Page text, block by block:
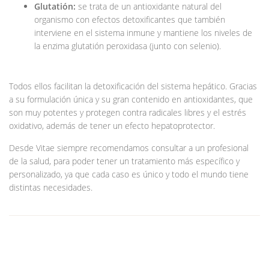
Glutatión: se trata de un antioxidante natural del
organismo con efectos detoxificantes que también
interviene en el sistema inmune y mantiene los niveles de
la enzima glutatión peroxidasa (junto con selenio).
Todos ellos facilitan la detoxificación del sistema hepático. Gracias
a su formulación única y su gran contenido en antioxidantes, que
son muy potentes y protegen contra radicales libres y el estrés
oxidativo, además de tener un efecto hepatoprotector.
Desde Vitae siempre recomendamos consultar a un profesional
de la salud, para poder tener un tratamiento más específico y
personalizado, ya que cada caso es único y todo el mundo tiene
distintas necesidades.